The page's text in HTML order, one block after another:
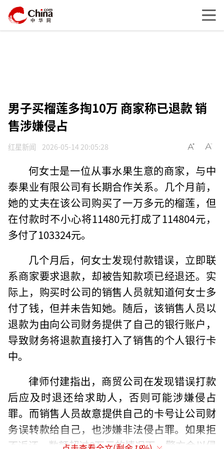
男子买榴莲多掏10万 商家称已退款 销
售涉嫌侵占
红星新闻 2026-05-14 20:05:28
何女士是一位从事水果生意的商家，与中
泰果业有限公司有长期合作关系。几个月前，
她的丈夫在该公司购买了一万多元的榴莲，但
在付款时不小心将11480元打成了114804元，
多付了103324元。
几个月后，何女士发现付款错误，立即联
系商家要求退款，却被告知款项已经退还。实
际上，购买时公司的销售人员就知道何女士多
付了钱，但并未告知她。随后，该销售人员以
退款为由向公司财务提供了自己的银行账户，
导致财务将退款直接打入了销售的个人银行卡
中。
律师付建指出，商贸公司在发现错误打款
后应及时退还给求助人，否则可能涉嫌侵占
罪。而销售人员故意提供自己的卡号让公司财
务误转款给自己，也涉嫌非法侵占罪。如果拒
不返还，数额超过6万元的情况下，警方会以侵